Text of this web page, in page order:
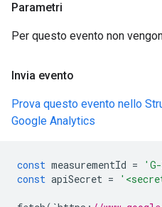
Parametri
Per questo evento non
Invia evento
Prova questo evento nello
Google Analytics
const measurementId = 'G-
const apiSecret =